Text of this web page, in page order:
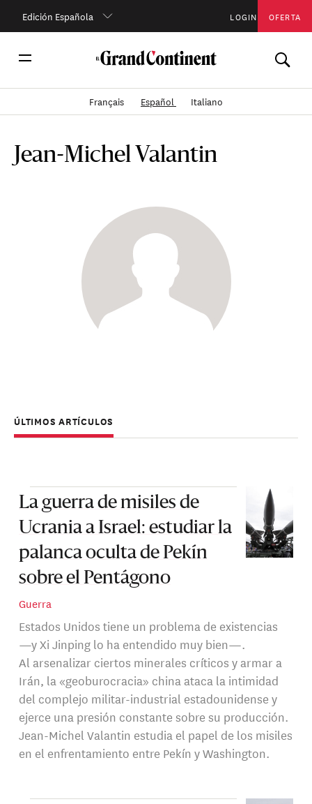
Edición Española LOGIN OFERTA
Français Español Italiano
Jean-Michel Valantin
ÚLTIMOS ARTÍCULOS
La guerra de misiles de
Ucrania a Israel: estudiar la
palanca oculta de Pekín
sobre el Pentágono
Guerra
Estados Unidos tiene un problema de existencias
—y Xi Jinping lo ha entendido muy bien—.
Al arsenalizar ciertos minerales críticos y armar a
Irán, la «geoburocracia» china ataca la intimidad
del complejo militar-industrial estadounidense y
ejerce una presión constante sobre su producción.
Jean-Michel Valantin estudia el papel de los misiles
en el enfrentamiento entre Pekín y Washington.